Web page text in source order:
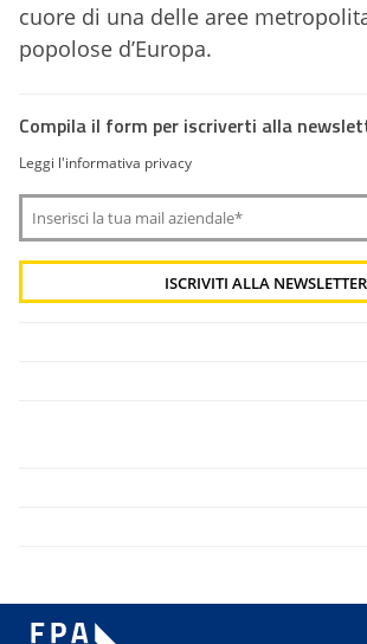
cuore di una delle aree
popolose d’Europa.
Compila il form per iscriverti alla
Leggi l'informativa privacy